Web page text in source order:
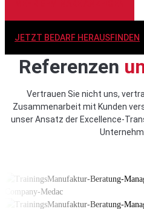
JETZT BEDARF HERAUSFINDEN
Referenzen
Vertrauen Sie nicht uns,
Zusammenarbeit mit Kunden
unser Ansatz der Excellence-